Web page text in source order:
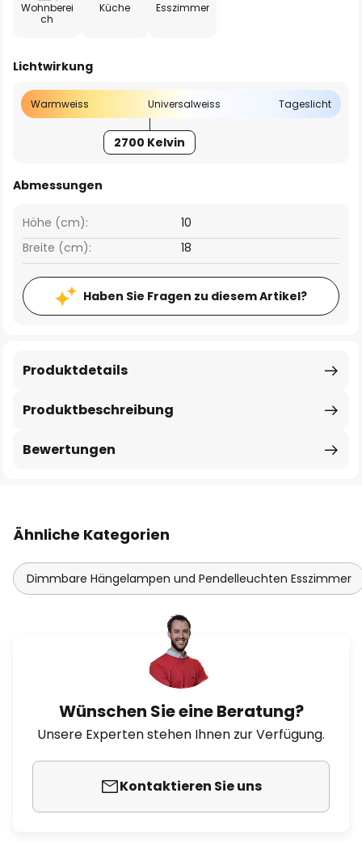
Wohnberei
ch
Küche Esszimmer
Lichtwirkung
Warmweiss Universalweiss Tageslicht
2700 Kelvin
Abmessungen
Breite (cm): 18
Höhe (cm): 10
Haben Sie Fragen zu diesem Artikel?
Produktbeschreibung
Produktdetails
Bewertungen
Ähnliche Kategorien
Dimmbare Hängelampen und Pendelleuchten Esszimmer
Wünschen Sie eine Beratung?
Unsere Experten stehen Ihnen zur Verfügung.
Kontaktieren Sie uns